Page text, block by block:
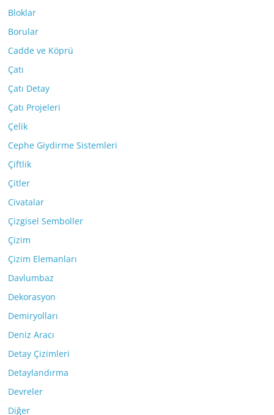
Bloklar
Borular
Cadde ve Köprü
Çatı
Çatı Detay
Çatı Projeleri
Çelik
Cephe Giydirme Sistemleri
Çiftlik
Çitler
Civatalar
Çizgisel Semboller
Çizim
Çizim Elemanları
Davlumbaz
Dekorasyon
Demiryolları
Deniz Aracı
Detay Çizimleri
Detaylandırma
Devreler
Diğer